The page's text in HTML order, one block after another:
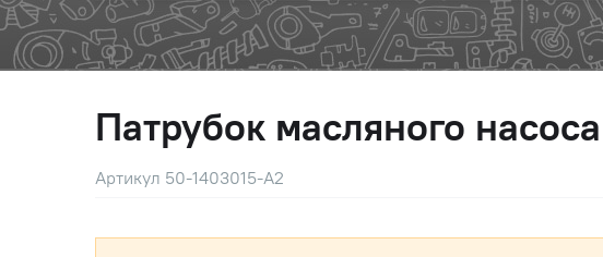
Патрубок масляного
Артикул 50-1403015-А2